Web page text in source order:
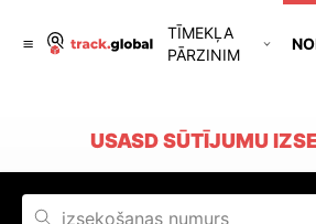
TĪMEKĻA
PĀRZINIM
USASD SŪTĪJUMU